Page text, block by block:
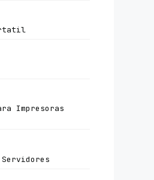
Impresoras
Servidores